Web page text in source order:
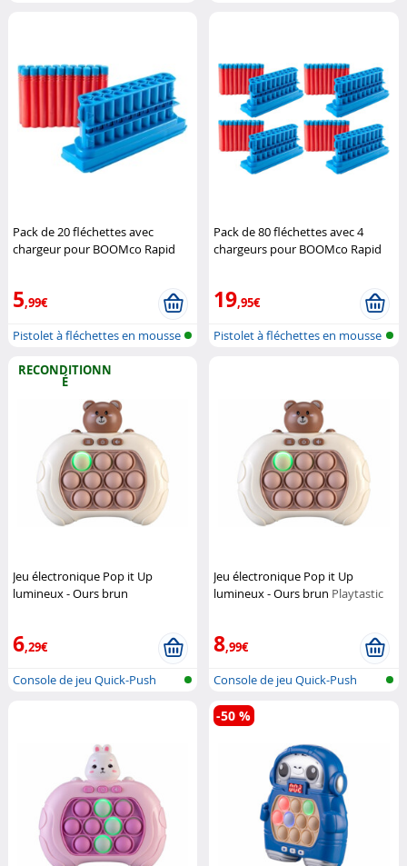
Pack de 20 fléchettes avec
chargeur pour BOOMco Rapid
5,99€
Pistolet à fléchettes en mousse
Pack de 80 fléchettes avec 4
chargeurs pour BOOMco Rapid
19,95€
Pistolet à fléchettes en mousse
RECONDITIONN
É
Jeu électronique Pop it Up
lumineux - Ours brun
6,29€
Console de jeu Quick-Push
Jeu électronique Pop it Up
lumineux - Ours brun Playtastic
8,99€
Console de jeu Quick-Push
Bubble av...
-50 %